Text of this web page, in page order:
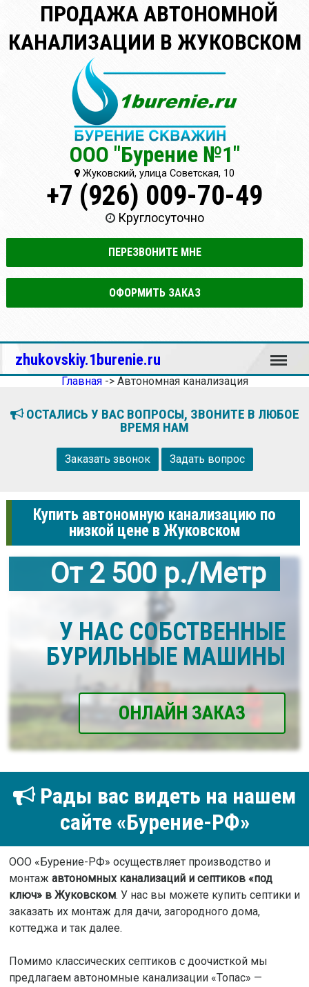
ПРОДАЖА АВТОНОМНОЙ
КАНАЛИЗАЦИИ В ЖУКОВСКОМ
ООО "Бурение №1"
Жуковский, улица Советская, 10
+7 (926) 009-70-49
Круглосуточно
ПЕРЕЗВОНИТЕ МНЕ
ОФОРМИТЬ ЗАКАЗ
zhukovskiy.1burenie.ru Меню
Главная-> Автономная канализация
ОСТАЛИСЬ У ВАС ВОПРОСЫ, ЗВОНИТЕ В ЛЮБОЕ
ВРЕМЯ НАМ
Заказать звонок Задать вопрос
Купить автономную канализацию по
низкой цене в Жуковском
От 2 500 р./Метр
У НАС СОБСТВЕННЫЕ
БУРИЛЬНЫЕ МАШИНЫ
ОНЛАЙН ЗАКАЗ
Рады вас видеть на нашем
сайте «Бурение-РФ»
ООО «Бурение-РФ» осуществляет производство и
монтаж автономных канализаций и септиков «под
ключ» в Жуковском. У нас вы можете купить септики и
заказать их монтаж для дачи, загородного дома,
коттеджа и так далее.
Помимо классических септиков с доочисткой мы
предлагаем автономные канализации «Топас» —